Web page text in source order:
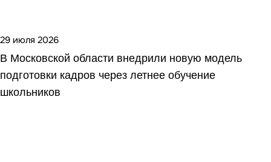
29 июля 2026
В Московской области внедрили новую модель
подготовки кадров через летнее обучение
школьников